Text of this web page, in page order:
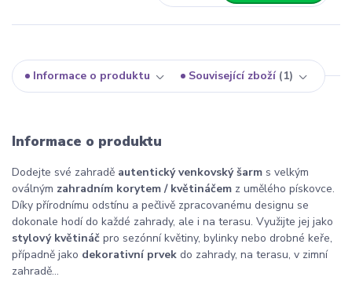
Informace o produktu Související zboží 1
Informace o produktu
Dodejte své zahradě autentický venkovský šarm s velkým
oválným zahradním korytem / květináčem z umělého pískovce.
Díky přírodnímu odstínu a pečlivě zpracovanému designu se
dokonale hodí do každé zahrady, ale i na terasu. Využijte jej jako
stylový květináč pro sezónní květiny, bylinky nebo drobné keře,
případně jako dekorativní prvek do zahrady, na terasu, v zimní
zahradě...